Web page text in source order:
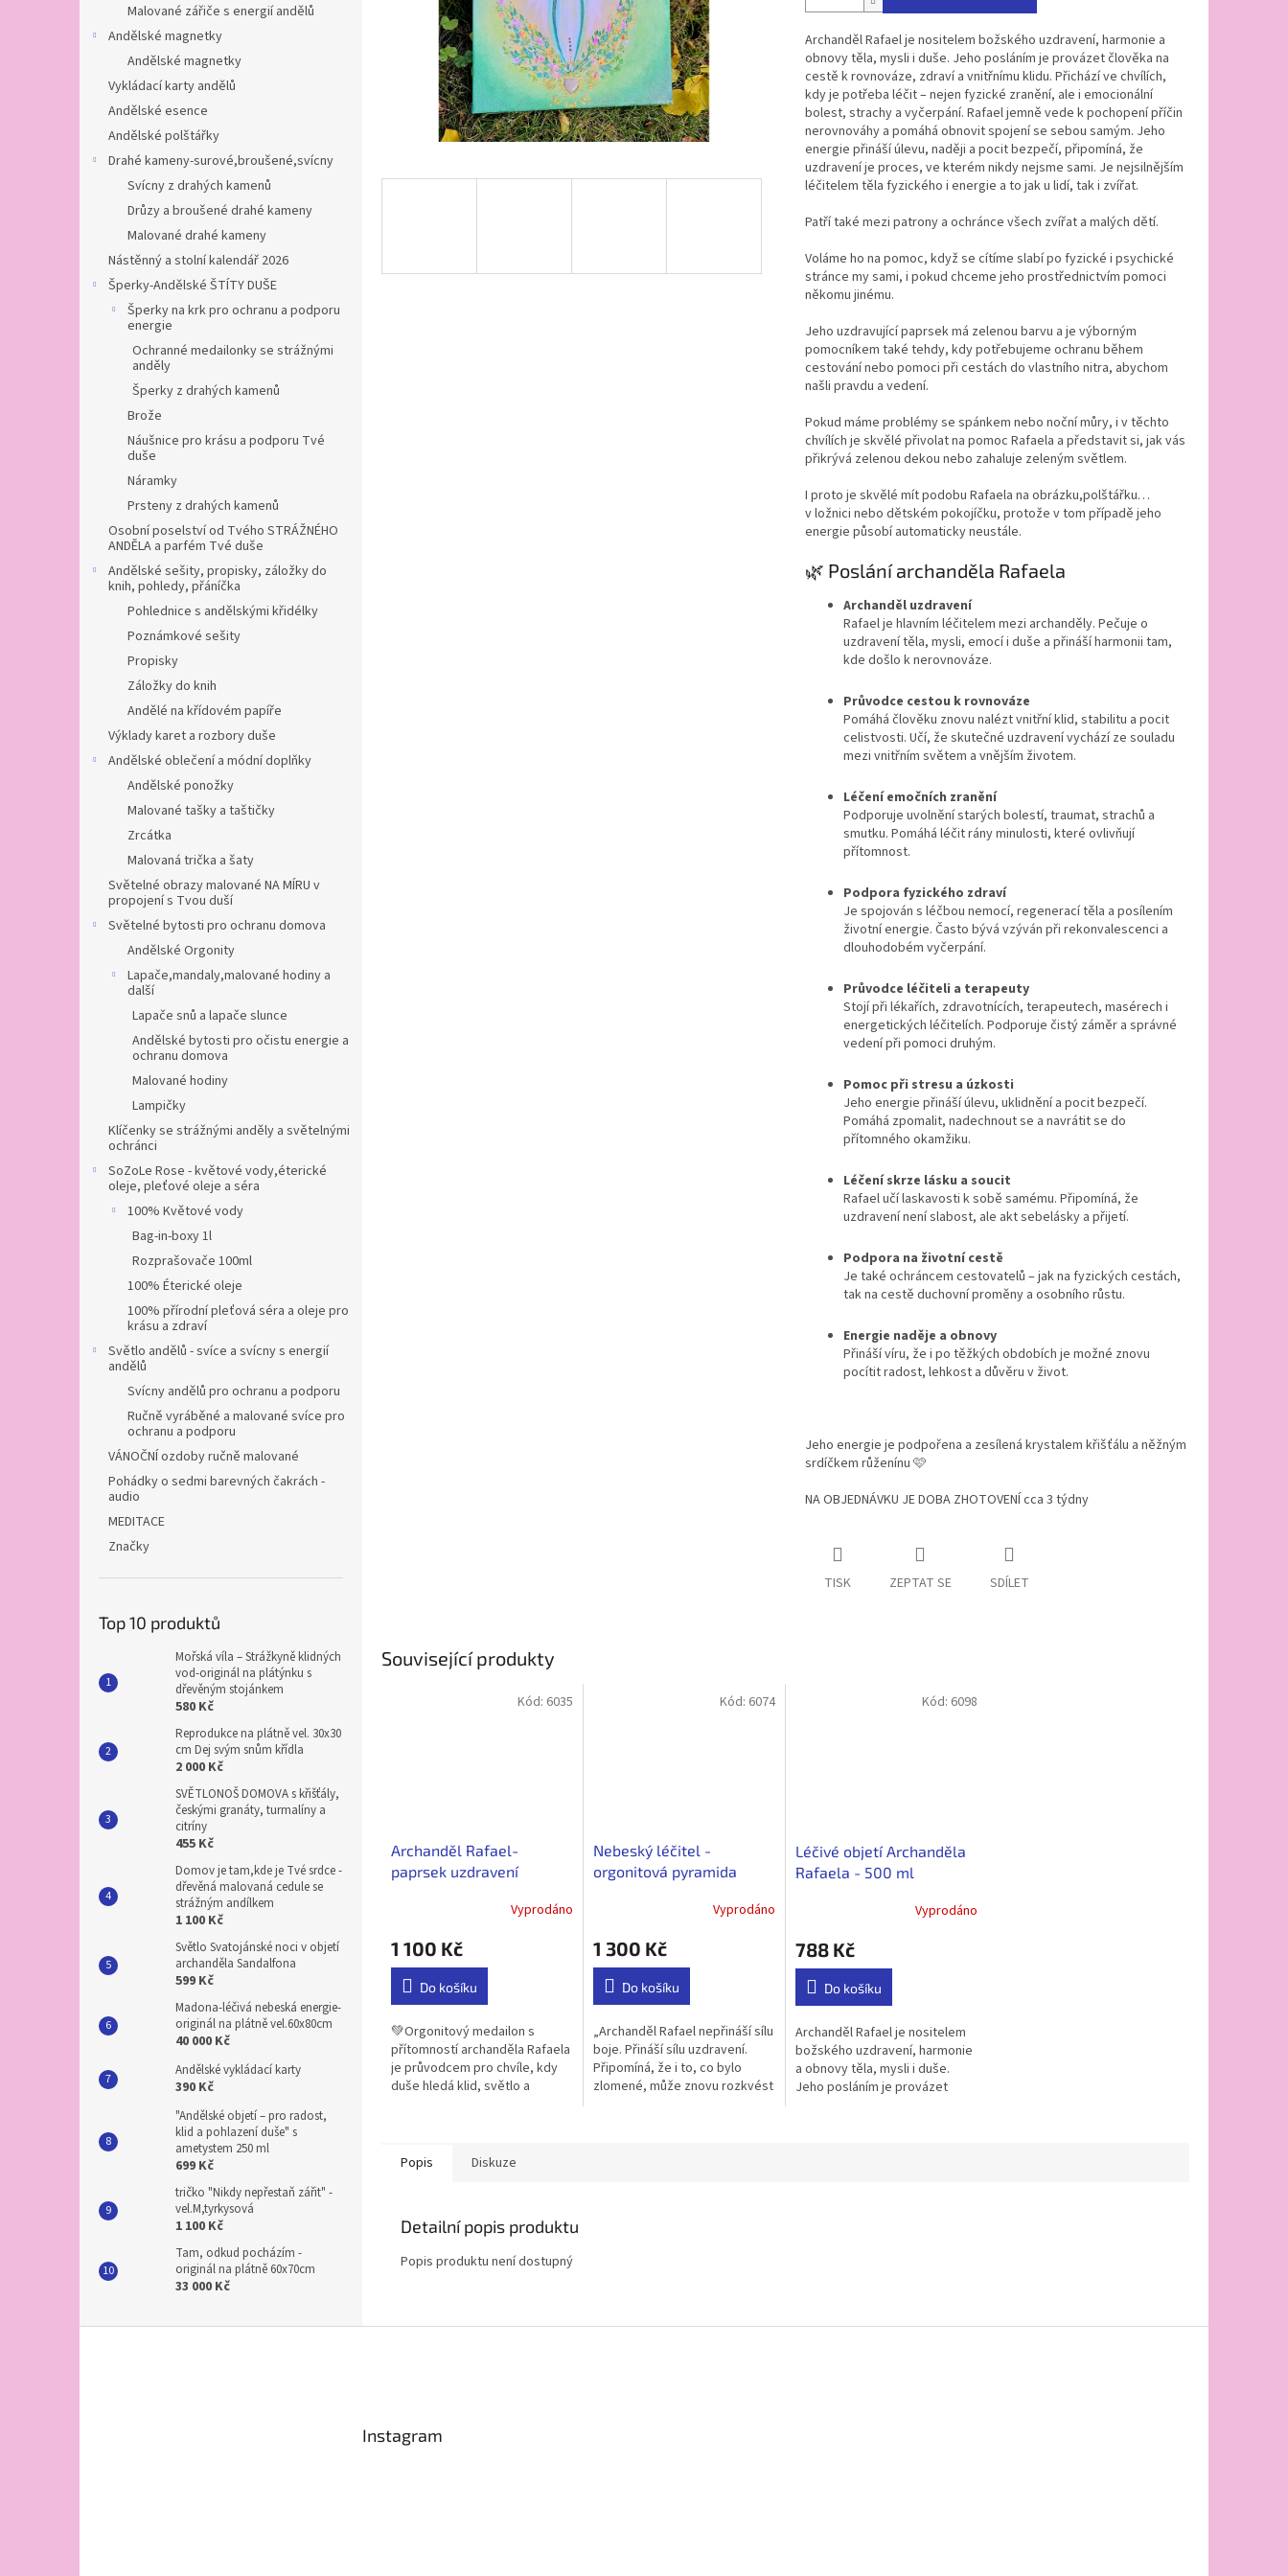
Malované zářiče s energií andělů
Andělské magnetky
Andělské magnetky
Vykládací karty andělů
Andělské esence
Andělské polštářky
Drahé kameny-surové,broušené,svícny
Svícny z drahých kamenů
Drůzy a broušené drahé kameny
Malované drahé kameny
Nástěnný a stolní kalendář 2026
Šperky-Andělské ŠTÍTY DUŠE
Šperky na krk pro ochranu a podporu
energie
Ochranné medailonky se strážnými
anděly
Šperky z drahých kamenů
Brože
Náušnice pro krásu a podporu Tvé
duše
Náramky
Prsteny z drahých kamenů
Osobní poselství od Tvého STRÁŽNÉHO
ANDĚLA a parfém Tvé duše
Andělské sešity, propisky, záložky do
knih, pohledy, přáníčka
Pohlednice s andělskými křidélky
Poznámkové sešity
Propisky
Záložky do knih
Andělé na křídovém papíře
Výklady karet a rozbory duše
Andělské oblečení a módní doplňky
Andělské ponožky
Malované tašky a taštičky
Zrcátka
Malovaná trička a šaty
Světelné obrazy malované NA MÍRU v
propojení s Tvou duší
Světelné bytosti pro ochranu domova
Andělské Orgonity
Lapače,mandaly,malované hodiny a
další
Lapače snů a lapače slunce
Andělské bytosti pro očistu energie a
ochranu domova
Malované hodiny
Lampičky
Klíčenky se strážnými anděly a světelnými
ochránci
SoZoLe Rose - květové vody,éterické
oleje, pleťové oleje a séra
100% Květové vody
Bag-in-boxy 1l
Rozprašovače 100ml
100% Éterické oleje
100% přírodní pleťová séra a oleje pro
krásu a zdraví
Světlo andělů - svíce a svícny s energií
andělů
Svícny andělů pro ochranu a podporu
Ručně vyráběné a malované svíce pro
ochranu a podporu
VÁNOČNÍ ozdoby ručně malované
Pohádky o sedmi barevných čakrách -
audio
MEDITACE
Značky
Top 10 produktů
Mořská víla – Strážkyně klidných
vod-originál na plátýnku s
dřevěným stojánkem
580 Kč
Reprodukce na plátně vel. 30x30
cm Dej svým snům křídla
2 000 Kč
SVĚTLONOŠ DOMOVA s křišťály,
českými granáty, turmalíny a
citríny
455 Kč
Domov je tam,kde je Tvé srdce -
dřevěná malovaná cedule se
strážným andílkem
1 100 Kč
Světlo Svatojánské noci v objetí
archanděla Sandalfona
599 Kč
Madona-léčivá nebeská energie-
originál na plátně vel.60x80cm
40 000 Kč
Andělské vykládací karty
390 Kč
"Andělské objetí – pro radost,
klid a pohlazení duše" s
ametystem 250 ml
699 Kč
tričko "Nikdy nepřestaň zářit" -
vel.M,tyrkysová
1 100 Kč
Tam, odkud pocházím -
originál na plátně 60x70cm
33 000 Kč
Archanděl Rafael je nositelem božského uzdravení, harmonie a
obnovy těla, mysli i duše. Jeho posláním je provázet člověka na
cestě k rovnováze, zdraví a vnitřnímu klidu. Přichází ve chvílích,
kdy je potřeba léčit – nejen fyzické zranění, ale i emocionální
bolest, strachy a vyčerpání. Rafael jemně vede k pochopení příčin
nerovnováhy a pomáhá obnovit spojení se sebou samým. Jeho
energie přináší úlevu, naději a pocit bezpečí, připomíná, že
uzdravení je proces, ve kterém nikdy nejsme sami. Je nejsilnějším
léčitelem těla fyzického i energie a to jak u lidí, tak i zvířat.
Patří také mezi patrony a ochránce všech zvířat a malých dětí.
Voláme ho na pomoc, když se cítíme slabí po fyzické i psychické
stránce my sami, i pokud chceme jeho prostřednictvím pomoci
někomu jinému.
Jeho uzdravující paprsek má zelenou barvu a je výborným
pomocníkem také tehdy, kdy potřebujeme ochranu během
cestování nebo pomoci při cestách do vlastního nitra, abychom
našli pravdu a vedení.
Pokud máme problémy se spánkem nebo noční můry, i v těchto
chvílích je skvělé přivolat na pomoc Rafaela a představit si, jak vás
přikrývá zelenou dekou nebo zahaluje zeleným světlem.
I proto je skvělé mít podobu Rafaela na obrázku,polštářku…
v ložnici nebo dětském pokojíčku, protože v tom případě jeho
energie působí automaticky neustále.
🌿 Poslání archanděla Rafaela
Archanděl uzdravení
Rafael je hlavním léčitelem mezi archanděly. Pečuje o
uzdravení těla, mysli, emocí i duše a přináší harmonii tam,
kde došlo k nerovnováze.
Průvodce cestou k rovnováze
Pomáhá člověku znovu nalézt vnitřní klid, stabilitu a pocit
celistvosti. Učí, že skutečné uzdravení vychází ze souladu
mezi vnitřním světem a vnějším životem.
Léčení emočních zranění
Podporuje uvolnění starých bolestí, traumat, strachů a
smutku. Pomáhá léčit rány minulosti, které ovlivňují
přítomnost.
Podpora fyzického zdraví
Je spojován s léčbou nemocí, regenerací těla a posílením
životní energie. Často bývá vzýván při rekonvalescenci a
dlouhodobém vyčerpání.
Průvodce léčiteli a terapeuty
Stojí při lékařích, zdravotnících, terapeutech, masérech i
energetických léčitelích. Podporuje čistý záměr a správné
vedení při pomoci druhým.
Pomoc při stresu a úzkosti
Jeho energie přináší úlevu, uklidnění a pocit bezpečí.
Pomáhá zpomalit, nadechnout se a navrátit se do
přítomného okamžiku.
Léčení skrze lásku a soucit
Rafael učí laskavosti k sobě samému. Připomíná, že
uzdravení není slabost, ale akt sebelásky a přijetí.
Podpora na životní cestě
Je také ochráncem cestovatelů – jak na fyzických cestách,
tak na cestě duchovní proměny a osobního růstu.
Energie naděje a obnovy
Přináší víru, že i po těžkých obdobích je možné znovu
pocítit radost, lehkost a důvěru v život.
Jeho energie je podpořena a zesílená krystalem křišťálu a něžným
srdíčkem růženínu 🩷
NA OBJEDNÁVKU JE DOBA ZHOTOVENÍ cca 3 týdny
TISK ZEPTAT SE SDÍLET
Související produkty
Archanděl Rafael-
paprsek uzdravení
Vyprodáno
1 100 Kč
Do košíku
💚Orgonitový medailon s
přítomností archanděla Rafaela
je průvodcem pro chvíle, kdy
duše hledá klid, světlo a
Kód: 6035
Nebeský léčitel -
orgonitová pyramida
Vyprodáno
1 300 Kč
Do košíku
„Archanděl Rafael nepřináší sílu
boje. Přináší sílu uzdravení.
Připomíná, že i to, co bylo
zlomené, může znovu rozkvést
Kód: 6074
Léčivé objetí Archanděla
Rafaela - 500 ml
Vyprodáno
788 Kč
Do košíku
Archanděl Rafael je nositelem
božského uzdravení, harmonie
a obnovy těla, mysli i duše.
Jeho posláním je provázet
Kód: 6098
Popis Diskuze
Detailní popis produktu
Popis produktu není dostupný
Instagram